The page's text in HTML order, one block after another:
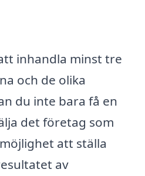
inhandla minst tre
och de olika
du inte bara få en
det företag som
att ställa
av